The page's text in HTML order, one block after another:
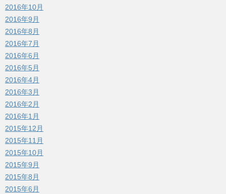
2016年10月
2016年9月
2016年8月
2016年7月
2016年6月
2016年5月
2016年4月
2016年3月
2016年2月
2016年1月
2015年12月
2015年11月
2015年10月
2015年9月
2015年8月
2015年6月